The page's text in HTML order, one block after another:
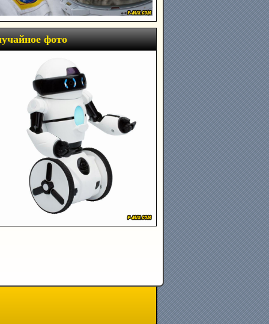
фото